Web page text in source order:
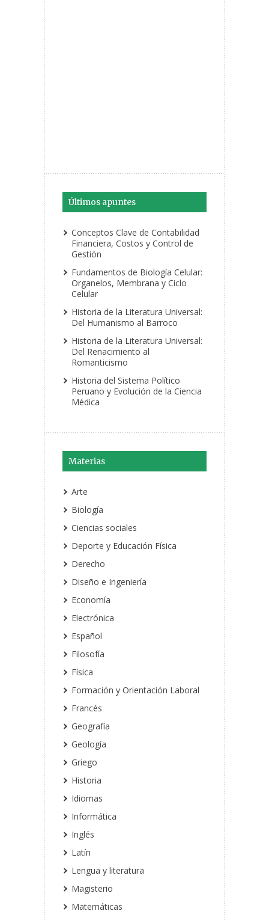
Últimos apuntes
Conceptos Clave de Contabilidad
Financiera, Costos y Control de
Gestión
Fundamentos de Biología Celular:
Organelos, Membrana y Ciclo
Celular
Historia de la Literatura Universal:
Del Humanismo al Barroco
Historia de la Literatura Universal:
Del Renacimiento al
Romanticismo
Historia del Sistema Político
Peruano y Evolución de la Ciencia
Médica
Materias
Arte
Biología
Ciencias sociales
Deporte y Educación Física
Derecho
Diseño e Ingeniería
Economía
Electrónica
Español
Filosofía
Física
Formación y Orientación Laboral
Francés
Geografía
Geología
Griego
Historia
Idiomas
Informática
Inglés
Latín
Lengua y literatura
Magisterio
Matemáticas